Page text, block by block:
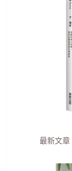
最新文章